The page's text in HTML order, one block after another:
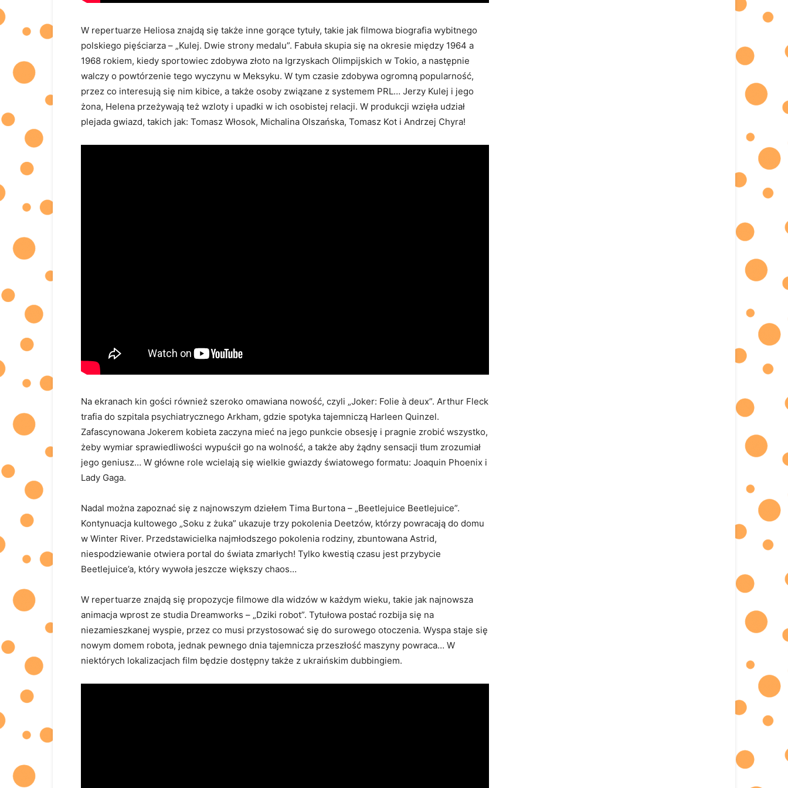
W repertuarze Heliosa znajdą się także inne gorące tytuły, takie jak filmowa biografia wybitnego
polskiego pięściarza – „Kulej. Dwie strony medalu”. Fabuła skupia się na okresie między 1964 a
1968 rokiem, kiedy sportowiec zdobywa złoto na Igrzyskach Olimpijskich w Tokio, a następnie
walczy o powtórzenie tego wyczynu w Meksyku. W tym czasie zdobywa ogromną popularność,
przez co interesują się nim kibice, a także osoby związane z systemem PRL… Jerzy Kulej i jego
żona, Helena przeżywają też wzloty i upadki w ich osobistej relacji. W produkcji wzięła udział
plejada gwiazd, takich jak: Tomasz Włosok, Michalina Olszańska, Tomasz Kot i Andrzej Chyra!
Na ekranach kin gości również szeroko omawiana nowość, czyli „Joker: Folie à deux”. Arthur Fleck
trafia do szpitala psychiatrycznego Arkham, gdzie spotyka tajemniczą Harleen Quinzel.
Zafascynowana Jokerem kobieta zaczyna mieć na jego punkcie obsesję i pragnie zrobić wszystko,
żeby wymiar sprawiedliwości wypuścił go na wolność, a także aby żądny sensacji tłum zrozumiał
jego geniusz… W główne role wcielają się wielkie gwiazdy światowego formatu: Joaquin Phoenix i
Lady Gaga.
Nadal można zapoznać się z najnowszym dziełem Tima Burtona – „Beetlejuice Beetlejuice”.
Kontynuacja kultowego „Soku z żuka” ukazuje trzy pokolenia Deetzów, którzy powracają do domu
w Winter River. Przedstawicielka najmłodszego pokolenia rodziny, zbuntowana Astrid,
niespodziewanie otwiera portal do świata zmarłych! Tylko kwestią czasu jest przybycie
Beetlejuice’a, który wywoła jeszcze większy chaos…
W repertuarze znajdą się propozycje filmowe dla widzów w każdym wieku, takie jak najnowsza
animacja wprost ze studia Dreamworks – „Dziki robot”. Tytułowa postać rozbija się na
niezamieszkanej wyspie, przez co musi przystosować się do surowego otoczenia. Wyspa staje się
nowym domem robota, jednak pewnego dnia tajemnicza przeszłość maszyny powraca… W
niektórych lokalizacjach film będzie dostępny także z ukraińskim dubbingiem.